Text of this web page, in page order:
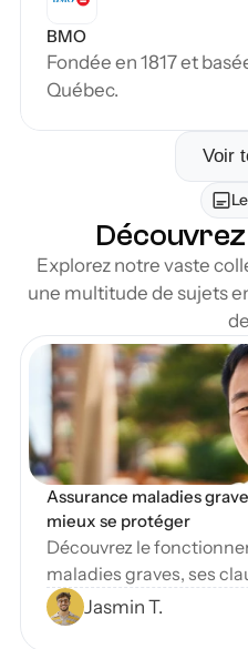
BMO
Fondée en 1817 et
Québec.
Voir
Explorez notre vaste
une multitude de sujets
Blog
Assurance maladies
mieux se protéger
Découvrez le
maladies graves, ses
protéger vos finances
sévère.
Jasmin T.